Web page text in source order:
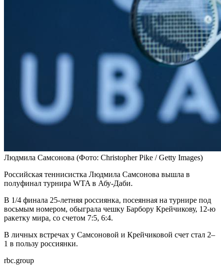
Людмила Самсонова (Фото: Christopher Pike / Getty Images)
Российская теннисистка Людмила Самсонова вышла в
полуфинал турнира WTA в Абу-Даби.
В 1/4 финала 25-летняя россиянка, посеянная на турнире под
восьмым номером, обыграла чешку Барбору Крейчикову, 12-ю
ракетку мира, со счетом 7:5, 6:4.
В личных встречах у Самсоновой и Крейчиковой счет стал 2–
1 в пользу россиянки.
rbc.group